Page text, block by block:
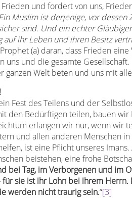
und fordert von uns,
Muslim ist derjenige, vor dessen
sind. Und ein echter
auf ihr Leben und ihren Besitz
(a) daran, dass Frieden
uns und die gesamte
ganzen Welt beten und uns mit
Fest des Teilens und der
den Bedürftigen teilen, bauen wir
erlangen wir nur, wenn wir
und allen anderen Menschen in
ist eine Pflicht unseres
beistehen, eine frohe
bei Tag, im Verborgenen und im
sie ist ihr Lohn bei ihrem Herrn.
werden nicht traurig sein.“[3]